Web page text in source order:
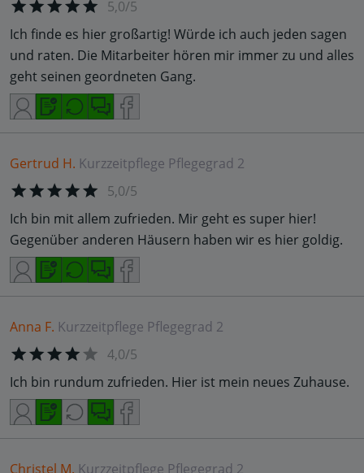
5,0/5
Ich finde es hier großartig! Würde ich auch jeden sagen
und raten. Die Mitarbeiter hören mir immer zu und alles
geht seinen geordneten Gang.
Gertrud H. Kurzzeitpflege Pflegegrad 2
5,0/5
Ich bin mit allem zufrieden. Mir geht es super hier!
Gegenüber anderen Häusern haben wir es hier goldig.
Anna F. Kurzzeitpflege Pflegegrad 2
4,0/5
Ich bin rundum zufrieden. Hier ist mein neues Zuhause.
Christel M. Kurzzeitpflege Pflegegrad 2